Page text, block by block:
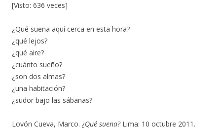
[Visto: 636 veces]
¿Qué suena aquí cerca en esta hora?
¿qué lejos?
¿qué aire?
¿cuánto sueño?
¿son dos almas?
¿una habitación?
¿sudor bajo las sábanas?
Lovón Cueva, Marco. ¿Qué suena?Lima: 10 octubre 2011.